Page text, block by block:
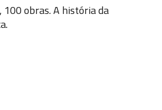
100 obras. A história da